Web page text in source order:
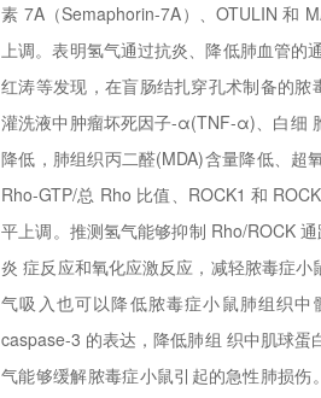
素 7A（Semaphorin-7A）、OTULIN 和
上调。表明氢气通过抗炎、降低肺血管的
红涛等发现，在盲肠结扎穿孔术制备的
灌洗液中肿瘤坏死因子-α(TNF-α)、白细
降低，肺组织丙二醛(MDA)含量降低、超
Rho-GTP/总 Rho 比值、ROCK1 和
平上调。推测氢气能够抑制 Rho/ROCK
炎 症反应和氧化应激反应，减轻脓毒症
气吸入也可以降低脓毒症小鼠肺组织
caspase-3 的表达，降低肺组 织中肌球
气能够缓解脓毒症小鼠引起的急性肺损